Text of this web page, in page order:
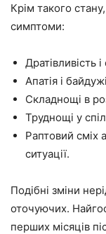
Крім такого
симптоми:
Дратівливість
Апатія і
Складнощі в
Труднощі у
Раптовий сміх
ситуації.
Подібні зміни
оточуючих.
перших місяців